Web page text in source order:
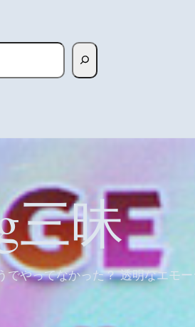
三昧
でやってなかった？ 透明なエモ